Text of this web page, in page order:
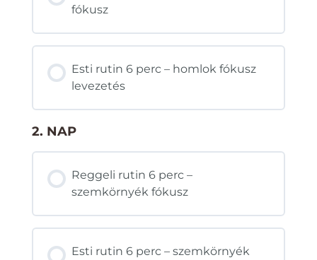
fókusz
Esti rutin 6 perc – homlok fókusz
levezetés
2. NAP
Reggeli rutin 6 perc –
szemkörnyék fókusz
Esti rutin 6 perc – szemkörnyék